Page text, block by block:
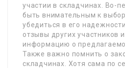
участии в складчинах. Во-
быть внимательным к
убедиться в его
отзывы других участников
информацию о
Также важно помнить о
складчинах. Хотя сама по